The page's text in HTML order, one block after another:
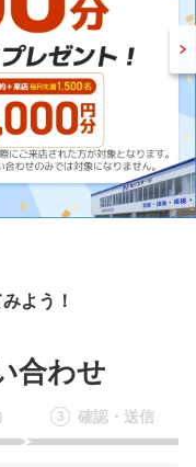
よう！
合わせ
3 確認・送信